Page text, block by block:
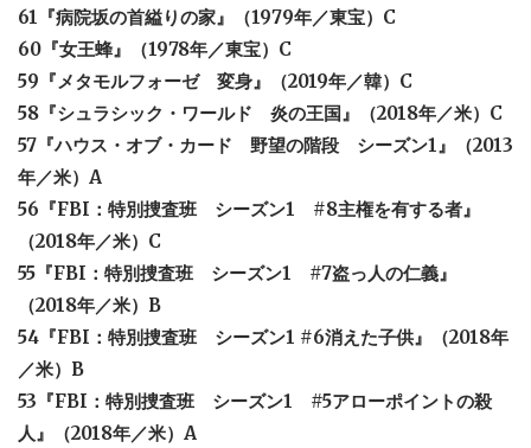
61『病院坂の首縊りの家』（1979年／東宝）C
60『女王蜂』（1978年／東宝）C
59『メタモルフォーゼ 変身』（2019年／韓）C
58『シュラシック・ワールド 炎の王国』（2018年／米）C
57『ハウス・オブ・カード 野望の階段 シーズン1』（2013
年／米）A
56『FBI：特別捜査班 シーズン1 #8主権を有する者』
（2018年／米）C
55『FBI：特別捜査班 シーズン1 #7盗っ人の仁義』
（2018年／米）B
54『FBI：特別捜査班 シーズン1 #6消えた子供』（2018年
／米）B
53『FBI：特別捜査班 シーズン1 #5アローポイントの殺
人』（2018年／米）A